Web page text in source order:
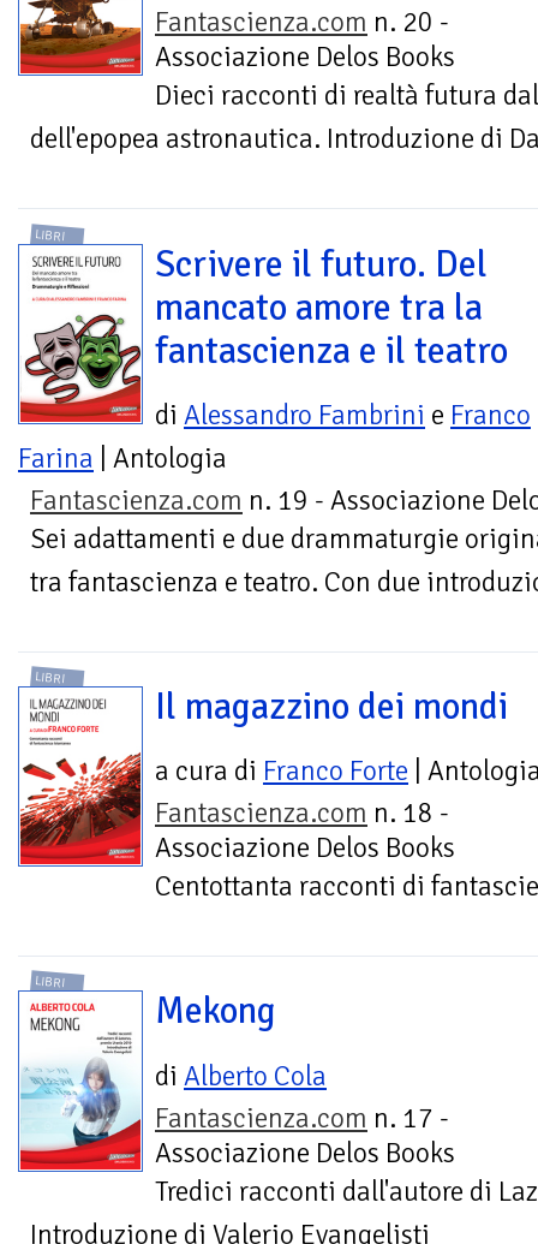
Fantascienza.com n. 20 -
Associazione Delos Books
Dieci racconti di realtà futura
dell'epopea astronautica. Introduzione di
LIBRI
Scrivere il futuro. Del
mancato amore tra la
fantascienza e il teatro
di Alessandro Fambrini e Franco
Farina | Antologia
Fantascienza.com n. 19 - Associazione
Sei adattamenti e due drammaturgie
tra fantascienza e teatro. Con due
LIBRI
Il magazzino dei mondi
a cura di Franco Forte |
Fantascienza.com n. 18 -
Associazione Delos Books
Centottanta racconti di
LIBRI
Mekong
di Alberto Cola
Fantascienza.com n. 17 -
Associazione Delos Books
Tredici racconti dall'autore di
Introduzione di Valerio Evangelisti